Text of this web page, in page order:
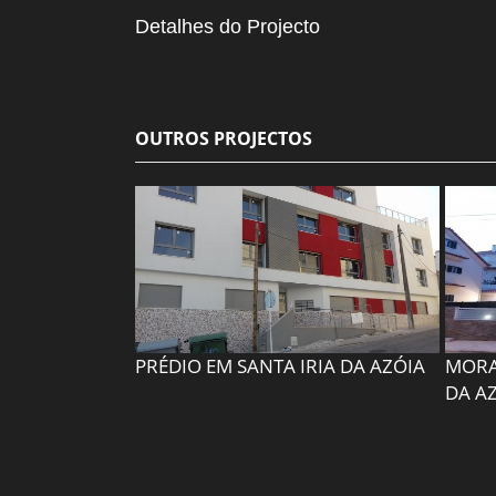
Detalhes do Projecto
OUTROS PROJECTOS
PRÉDIO EM SANTA IRIA DA AZÓIA
DA